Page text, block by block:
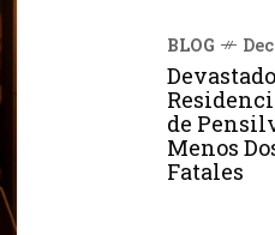
BLOG
de
Menos
Fatales